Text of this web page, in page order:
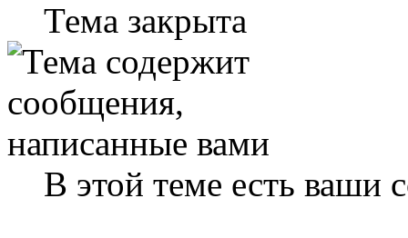
Тема закрыта
В этой теме есть ваши